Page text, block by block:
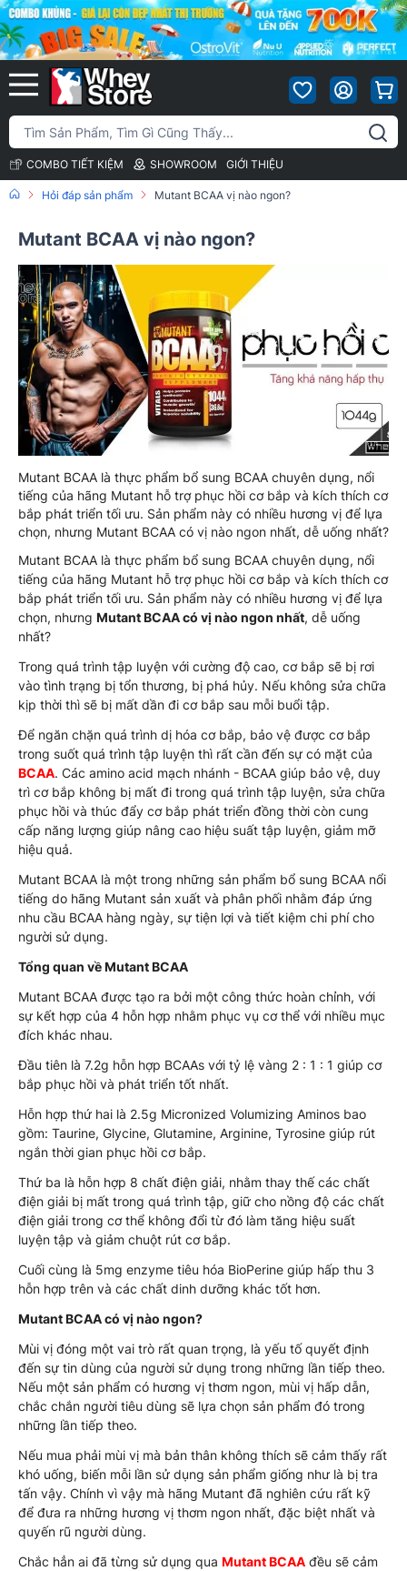
COMBO TIẾT KIỆM SHOWROOM GIỚI THIỆU
Hỏi đáp sản phẩm Mutant BCAA vị nào ngon?
Mutant BCAA vị nào ngon?
Mutant BCAA là thực phẩm bổ sung BCAA chuyên dụng, nổi
tiếng của hãng Mutant hỗ trợ phục hồi cơ bắp và kích thích cơ
bắp phát triển tối ưu. Sản phẩm này có nhiều hương vị để lựa
chọn, nhưng Mutant BCAA có vị nào ngon nhất, dễ uống nhất?
Mutant BCAA là thực phẩm bổ sung BCAA chuyên dụng, nổi
tiếng của hãng Mutant hỗ trợ phục hồi cơ bắp và kích thích cơ
bắp phát triển tối ưu. Sản phẩm này có nhiều hương vị để lựa
chọn, nhưng Mutant BCAA có vị nào ngon nhất, dễ uống
nhất?
Trong quá trình tập luyện với cường độ cao, cơ bắp sẽ bị rơi
vào tình trạng bị tổn thương, bị phá hủy. Nếu không sửa chữa
kịp thời thì sẽ bị mất dần đi cơ bắp sau mỗi buổi tập.
Để ngăn chặn quá trình dị hóa cơ bắp, bảo vệ được cơ bắp
trong suốt quá trình tập luyện thì rất cần đến sự có mặt của
BCAA. Các amino acid mạch nhánh - BCAA giúp bảo vệ, duy
trì cơ bắp không bị mất đi trong quá trình tập luyện, sửa chữa
phục hồi và thúc đẩy cơ bắp phát triển đồng thời còn cung
cấp năng lượng giúp nâng cao hiệu suất tập luyện, giảm mỡ
hiệu quả.
Mutant BCAA là một trong những sản phẩm bổ sung BCAA nổi
tiếng do hãng Mutant sản xuất và phân phối nhằm đáp ứng
nhu cầu BCAA hàng ngày, sự tiện lợi và tiết kiệm chi phí cho
người sử dụng.
Tổng quan về Mutant BCAA
Mutant BCAA được tạo ra bởi một công thức hoàn chỉnh, với
sự kết hợp của 4 hỗn hợp nhằm phục vụ cơ thể với nhiều mục
đích khác nhau.
Đầu tiên là 7.2g hỗn hợp BCAAs với tỷ lệ vàng 2 : 1 : 1 giúp cơ
bắp phục hồi và phát triển tốt nhất.
Hỗn hợp thứ hai là 2.5g Micronized Volumizing Aminos bao
gồm: Taurine, Glycine, Glutamine, Arginine, Tyrosine giúp rút
ngắn thời gian phục hồi cơ bắp.
Thứ ba là hỗn hợp 8 chất điện giải, nhằm thay thế các chất
điện giải bị mất trong quá trình tập, giữ cho nồng độ các chất
điện giải trong cơ thể không đổi từ đó làm tăng hiệu suất
luyện tập và giảm chuột rút cơ bắp.
Cuối cùng là 5mg enzyme tiêu hóa BioPerine giúp hấp thu 3
hỗn hợp trên và các chất dinh dưỡng khác tốt hơn.
Mutant BCAA có vị nào ngon?
Mùi vị đóng một vai trò rất quan trọng, là yếu tố quyết định
đến sự tin dùng của người sử dụng trong những lần tiếp theo.
Nếu một sản phẩm có hương vị thơm ngon, mùi vị hấp dẫn,
chắc chắn người tiêu dùng sẽ lựa chọn sản phẩm đó trong
những lần tiếp theo.
Nếu mua phải mùi vị mà bản thân không thích sẽ cảm thấy rất
khó uống, biến mỗi lần sử dụng sản phẩm giống như là bị tra
tấn vậy. Chính vì vậy mà hãng Mutant đã nghiên cứu rất kỹ
để đưa ra những hương vị thơm ngon nhất, đặc biệt nhất và
quyến rũ người dùng.
Chắc hẳn ai đã từng sử dụng qua Mutant BCAA đều sẽ cảm